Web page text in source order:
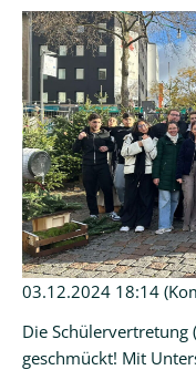
03.12.2024 18:14
Die Schülervertretung
geschmückt! Mit